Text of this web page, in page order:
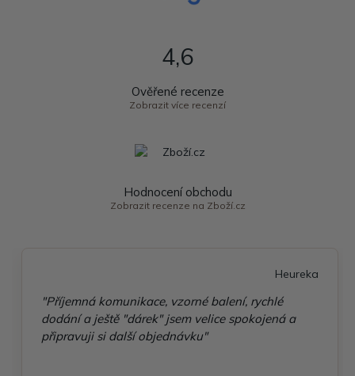
4,6
Ověřené recenze
Zobrazit více recenzí
Hodnocení obchodu
Zobrazit recenze na Zboží.cz
Heureka
"Příjemná komunikace, vzorné balení, rychlé
dodání a ještě "dárek" jsem velice spokojená a
připravuji si další objednávku"